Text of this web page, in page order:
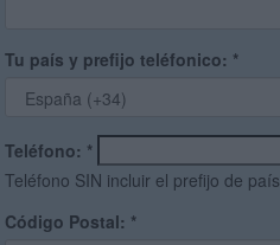
Tu país y prefijo teléfonico: *
Teléfono: *
Teléfono SIN incluir el prefijo de país
Código Postal: *